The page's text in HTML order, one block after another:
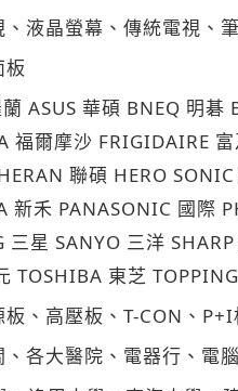
液晶螢幕、傳統電視、
板
ASUS 華碩 BNEQ 明碁
福爾摩沙 FRIGIDAIRE
聯碩 HERO
新禾 PANASONIC 國際
三星 SANYO 三洋 SHARP
TOSHIBA 東芝
、高壓板、 T-CON 、 P+I
各大醫院、電器行、電